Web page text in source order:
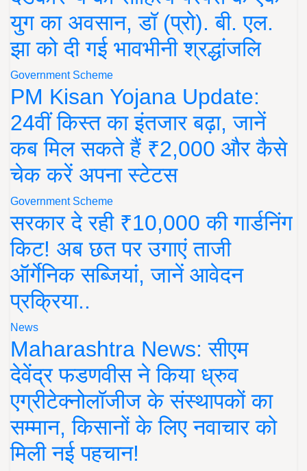
युग का अवसान, डॉ (प्रो). बी. एल.
झा को दी गई भावभीनी श्रद्धांजलि
Government Scheme
PM Kisan Yojana Update:
24वीं किस्त का इंतजार बढ़ा, जानें
कब मिल सकते हैं ₹2,000 और कैसे
चेक करें अपना स्टेटस
Government Scheme
सरकार दे रही ₹10,000 की गार्डनिंग
किट! अब छत पर उगाएं ताजी
ऑर्गेनिक सब्जियां, जानें आवेदन
प्रक्रिया..
News
Maharashtra News: सीएम
देवेंद्र फडणवीस ने किया ध्रुव
एग्रीटेक्नोलॉजीज के संस्थापकों का
सम्मान, किसानों के लिए नवाचार को
मिली नई पहचान!